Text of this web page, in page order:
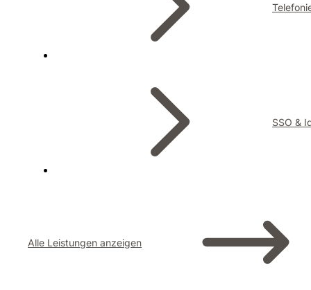
SSO &
Alle Leistungen anzeigen